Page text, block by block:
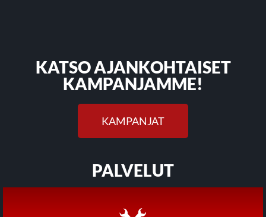
KATSO AJANKOHTAISET
KAMPANJAMME!
KAMPANJAT
PALVELUT